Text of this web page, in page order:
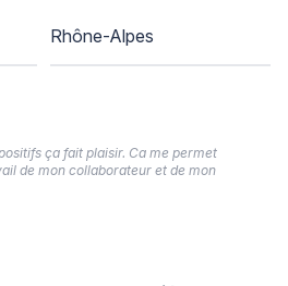
Rhône-Alpes
ça fait plaisir. Ca me permet
de mon collaborateur et de mon